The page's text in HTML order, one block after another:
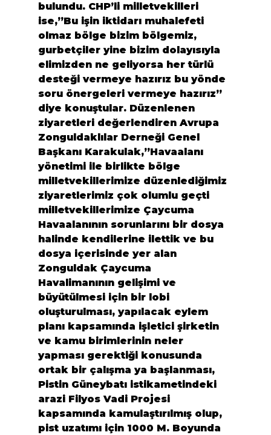
bulundu. CHP’li milletvekilleri
ise,”Bu işin iktidarı muhalefeti
olmaz bölge bizim bölgemiz,
gurbetçiler yine bizim dolayısıyla
elimizden ne geliyorsa her türlü
desteği vermeye hazırız bu yönde
soru önergeleri vermeye hazırız”
diye konuştular. Düzenlenen
ziyaretleri değerlendiren Avrupa
Zonguldaklılar Derneği Genel
Başkanı Karakulak,”Havaalanı
yönetimi ile birlikte bölge
milletvekillerimize düzenlediğimiz
ziyaretlerimiz çok olumlu geçti
milletvekillerimize Çaycuma
Havaalanının sorunlarını bir dosya
halinde kendilerine ilettik ve bu
dosya içerisinde yer alan
Zonguldak Çaycuma
Havalimanının gelişimi ve
büyütülmesi için bir lobi
oluşturulması, yapılacak eylem
planı kapsamında işletici şirketin
ve kamu birimlerinin neler
yapması gerektiği konusunda
ortak bir çalışma ya başlanması,
Pistin Güneybatı istikametindeki
arazi Filyos Vadi Projesi
kapsamında kamulaştırılmış olup,
pist uzatımı için 1000 M. Boyunda